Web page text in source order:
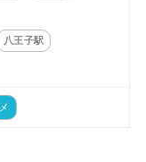
八王子駅